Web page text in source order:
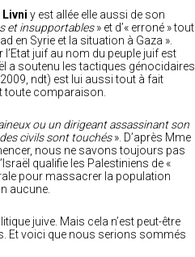
y est allée elle aussi de son
et insupportables» et d’« erroné » tout
en Syrie et la situation à Gaza ».
juif au nom du peuple juif est
a soutenu les tactiques génocidaires
ndt) est lui aussi tout à fait
toute comparaison.
ou un dirigeant assassinant son
civils sont touchés». D’après Mme
nous ne savons toujours pas
qualifie les Palestiniens de «
pour massacrer la population
aucune.
juive. Mais cela n’est peut-être
Et voici que nous serions sommés